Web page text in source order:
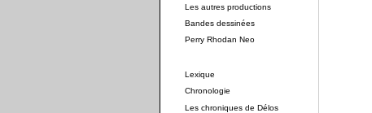
Les autres productions
Bandes dessinées
Perry Rhodan Neo
Lexique
Chronologie
Les chroniques de Délos